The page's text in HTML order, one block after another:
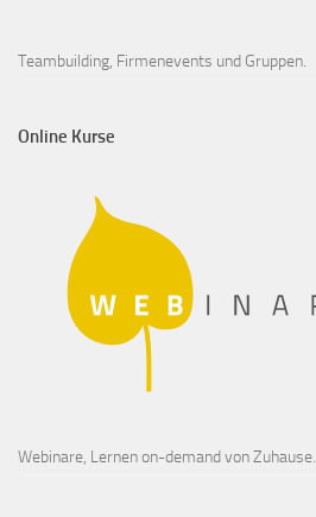
Teambuilding, Firmenevents und Gruppen.
Online Kurse
Webinare, Lernen on-demand von Zuhause.